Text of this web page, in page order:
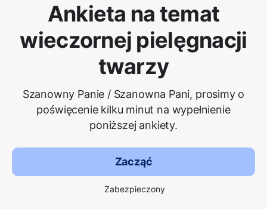
Ankieta na temat
wieczornej pielęgnacji
twarzy
Szanowny Panie / Szanowna Pani, prosimy o
poświęcenie kilku minut na wypełnienie
poniższej ankiety.
Zacząć
Zabezpieczony